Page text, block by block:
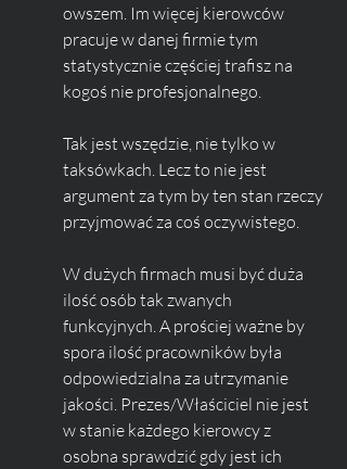
owszem. Im więcej kierowców
pracuje w danej firmie tym
statystycznie częściej trafisz na
kogoś nie profesjonalnego.
Tak jest wszędzie, nie tylko w
taksówkach. Lecz to nie jest
argument za tym by ten stan rzeczy
przyjmować za coś oczywistego.
W dużych firmach musi być duża
ilość osób tak zwanych
funkcyjnych. A prościej ważne by
spora ilość pracowników była
odpowiedzialna za utrzymanie
jakości. Prezes/Właściciel nie jest
w stanie każdego kierowcy z
osobna sprawdzić gdy jest ich